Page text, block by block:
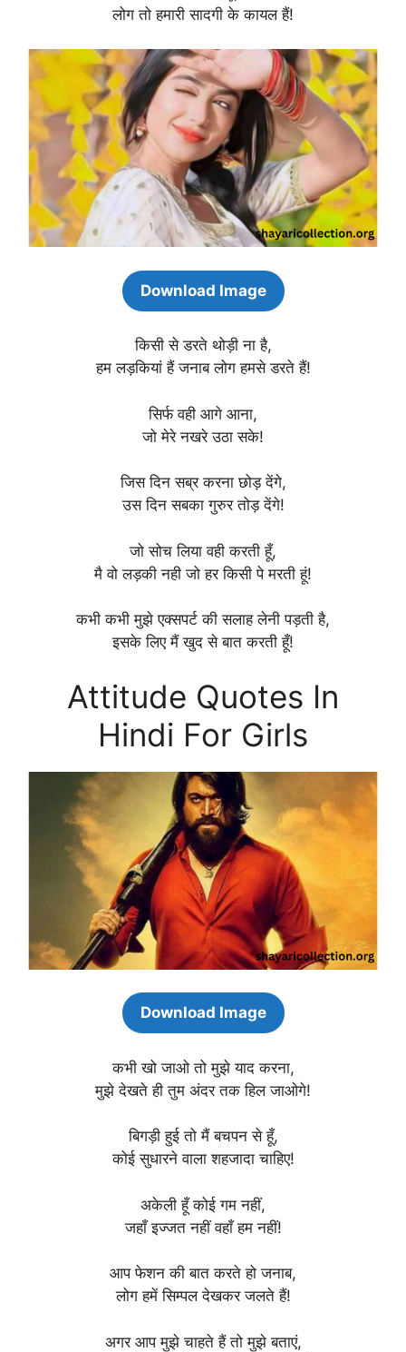
लोग तो हमारी सादगी के कायल हैं!
Download Image
किसी से डरते थोड़ी ना है,
हम लड़कियां हैं जनाब लोग हमसे डरते हैं!
सिर्फ वही आगे आना,
जो मेरे नखरे उठा सके!
जिस दिन सब्र करना छोड़ देंगे,
उस दिन सबका गुरुर तोड़ देंगे!
जो सोच लिया वही करती हूँ,
मै वो लड़की नही जो हर किसी पे मरती हूं!
कभी कभी मुझे एक्सपर्ट की सलाह लेनी पड़ती है,
इसके लिए मैं खुद से बात करती हूँ!
Attitude Quotes In
Hindi For Girls
Download Image
कभी खो जाओ तो मुझे याद करना,
मुझे देखते ही तुम अंदर तक हिल जाओगे!
बिगड़ी हुई तो मैं बचपन से हूँ,
कोई सुधारने वाला शहजादा चाहिए!
अकेली हूँ कोई गम नहीं,
जहाँ इज्जत नहीं वहाँ हम नहीं!
आप फेशन की बात करते हो जनाब,
लोग हमें सिम्पल देखकर जलते हैं!
अगर आप मुझे चाहते हैं तो मुझे बताएं,